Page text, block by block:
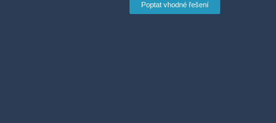
Poptat vhodné řešení